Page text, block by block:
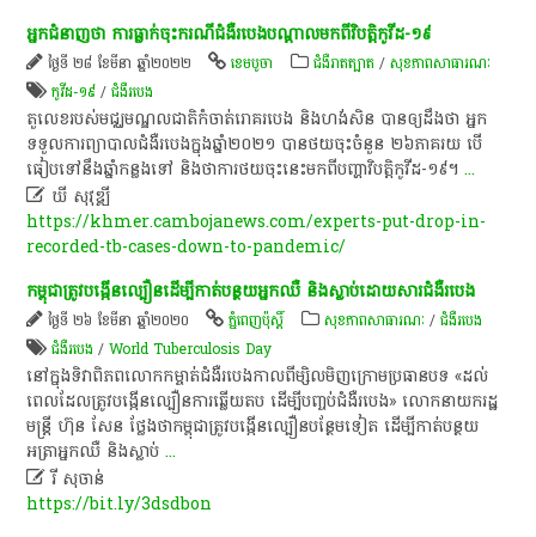
អ្នកជំនាញថា ការធ្លាក់ចុះករណីជំងឺរបេងបណ្តាលមកពីវិបត្តិកូវីដ-១៩
ថ្ងៃទី ២៨ ខែមីនា ឆ្នាំ២០២២ ខេ​ម​បូ​ចា ជំងឺរាតត្បាត /សុខ​ភាព​សា​ធា​រណៈ
កូ​វី​ដ​-១៩ /ជំងឺរបេង
តួលេខ​របស់​មជ្ឈមណ្ឌលជាតិ​កំចាត់រោគរបេង និងហង់សិន បានឲ្យ​ដឹង​ថា ​អ្នក​
ទទួល​ការ​ព្យាបាល​ជំងឺ​របេង​ក្នុង​ឆ្នាំ​២០២១ បាន​ថយ​ចុះ​ចំនួន​ ២៦​ភាគរយ បើ​
ធៀប​ទៅ​នឹង​ឆ្នាំ​កន្លង​ទៅ និង​ថា​ការ​ថយ​ចុះ​នេះ​មក​ពី​បញ្ហា​វិបត្តិ​កូវីដ-១៩​។​...
 ឃី សុវុឌ្ឍី
https://khmer.cambojanews.com/experts-put-drop-in-
recorded-tb-cases-down-to-pandemic/
​កម្ពុជា​ត្រូវ​បង្កើន​ល្បឿន​ដើម្បី​កាត់​បន្ថយ​អ្នក​ឈឺ​ និង​ស្លាប់​ដោយសារ​ជំងឺរបេង​
ថ្ងៃទី ២៦ ខែមីនា ឆ្នាំ២០២០ ភ្នំពេញប៉ុស្តិ៍ សុខ​ភាព​សា​ធា​រណៈ /ជំងឺរបេង
ជំងឺរបេង /World Tuberculosis Day
​នៅ​ក្នុង​ទិវា​ពិភពលោក​កម្ចាត់​ជំងឺរបេង​កាលពី​ម្សិលមិញ​ក្រោម​ប្រធានបទ​ «​ដល់​
ពេល​ដែល​ត្រូវ​បង្កើន​ល្បឿន​ការ​ឆ្លើយ​តប​ ដើម្បី​បញ្ចប់​ជំងឺរបេង​»​ លោកនាយក​រដ្ឋ
មន្ត្រី​ ហ៊ុន​ សែន​ ថ្លែង​ថា​កម្ពុជា​ត្រូវ​បង្កើន​ល្បឿន​បន្ថែម​ទៀត​ ដើម្បី​កាត់​បន្ថយ​
អត្រា​អ្នក​ឈឺ​ និង​ស្លាប់...
រី សុចាន់
https://bit.ly/3dsdbon